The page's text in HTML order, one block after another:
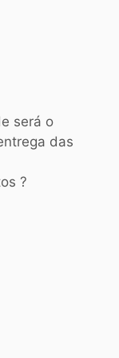
será o
das
?